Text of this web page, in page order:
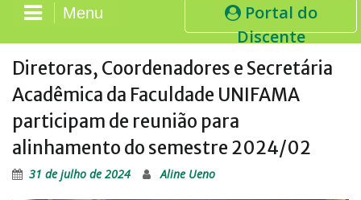
Portal do
Discente
Menu
Diretoras, Coordenadores e Secretária
Acadêmica da Faculdade UNIFAMA
participam de reunião para
alinhamento do semestre 2024/02
31 de julho de 2024 Aline Ueno